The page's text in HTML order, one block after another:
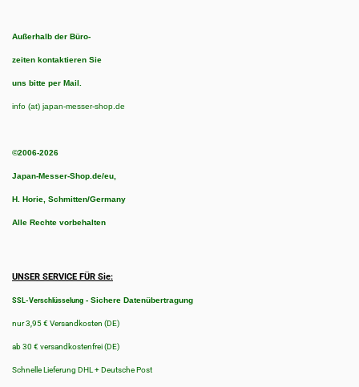
Außerhalb der Büro-
zeiten kontaktieren Sie
uns bitte per Mail.
info (at) japan-messer-shop.de
©2006-2026
Japan-Messer-Shop.de/eu,
H. Horie, Schmitten/Germany
Alle Rechte vorbehalten
UNSER SERVICE FÜR Sie:
SSL-Verschlüsselung - Sichere Datenübertragung
nur 3,95 € Versandkosten (DE)
ab 30 € versandkostenfrei (DE)
Schnelle Lieferung DHL + Deutsche Post